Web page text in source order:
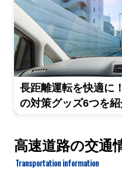
長距離運転を快適に
の対策グッズ6つを紹
高速道路の交通
Transportation information